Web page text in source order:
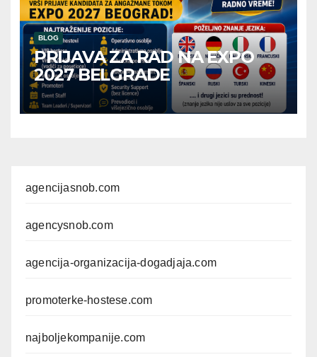
BLOG
PRIJAVA ZA RAD NA EXPO
2027 BELGRADE
agencijasnob.com
agencysnob.com
agencija-organizacija-dogadjaja.com
promoterke-hostese.com
najboljekompanije.com